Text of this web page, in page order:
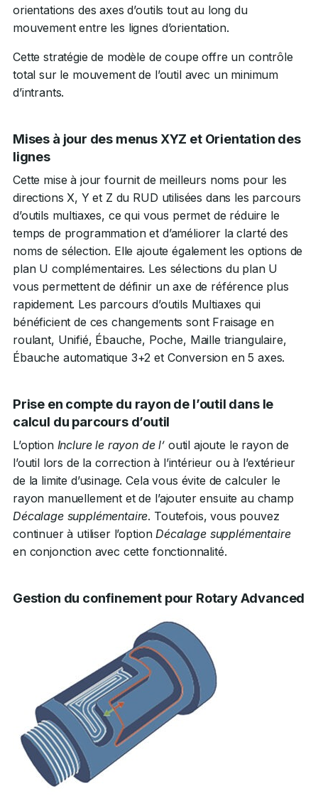
orientations des axes d’outils tout au long du
mouvement entre les lignes d’orientation.
Cette stratégie de modèle de coupe offre un contrôle
total sur le mouvement de l’outil avec un minimum
d’intrants.
Mises à jour des menus XYZ et Orientation des
lignes
Cette mise à jour fournit de meilleurs noms pour les
directions X, Y et Z du RUD utilisées dans les parcours
d’outils multiaxes, ce qui vous permet de réduire le
temps de programmation et d’améliorer la clarté des
noms de sélection. Elle ajoute également les options de
plan U complémentaires. Les sélections du plan U
vous permettent de définir un axe de référence plus
rapidement. Les parcours d’outils Multiaxes qui
bénéficient de ces changements sont Fraisage en
roulant, Unifié, Ébauche, Poche, Maille triangulaire,
Ébauche automatique 3+2 et Conversion en 5 axes.
Prise en compte du rayon de l’outil dans le
calcul du parcours d’outil
L’option Inclure le rayon de l’ outil ajoute le rayon de
l’outil lors de la correction à l’intérieur ou à l’extérieur
de la limite d’usinage. Cela vous évite de calculer le
rayon manuellement et de l’ajouter ensuite au champ
Décalage supplémentaire. Toutefois, vous pouvez
continuer à utiliser l’optionDécalage supplémentaire
en conjonction avec cette fonctionnalité.
Gestion du confinement pour Rotary Advanced